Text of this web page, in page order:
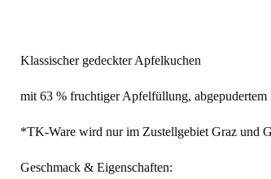
Klassischer gedeckter Apfelkuchen
mit 63 % fruchtiger Apfelfüllung,
*TK-Ware wird nur im Zustellgebiet Graz und
Geschmack & Eigenschaften: